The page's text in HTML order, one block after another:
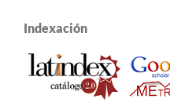
Indexación